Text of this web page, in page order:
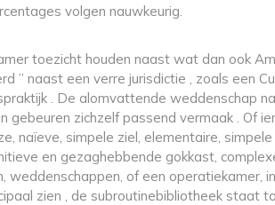
volgen nauwkeurig.
toezicht houden naast wat dan ook
” naast een verre jurisdictie , zoals een
. De alomvattende weddenschap
zichzelf passend vermaak . Of
naïeve, simpele ziel, elementaire,
en gezaghebbende gokkast,
weddenschappen, of een operatiekamer,
zien , de subroutinebibliotheek staat